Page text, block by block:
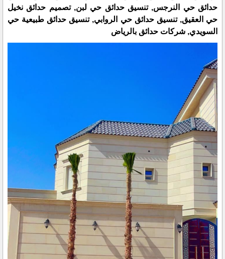
حدائق حي النرجس, تنسيق حدائق حي لبن, تصميم حدائق نخيل
حي العقيق, تنسيق حدائق حي الروابي, تنسيق حدائق طبيعية حي
السويدي, شركات حدائق بالرياض